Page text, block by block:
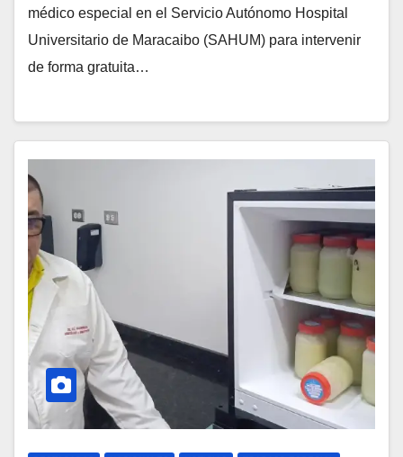
médico especial en el Servicio Autónomo Hospital
Universitario de Maracaibo (SAHUM) para intervenir
de forma gratuita…